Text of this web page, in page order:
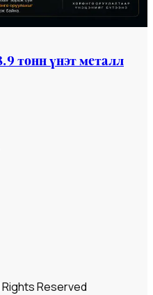
тонн үнэт металл
Reserved